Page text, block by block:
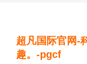
玩具发音琴片
超凡国际官网-
趣。-pgcf